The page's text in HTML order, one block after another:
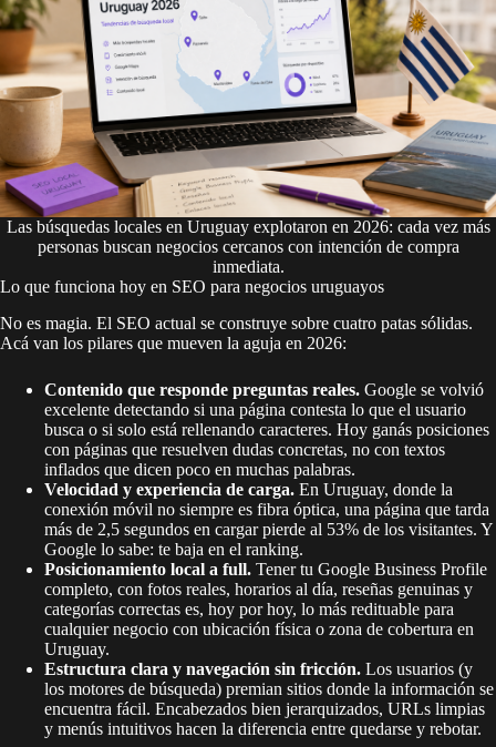
Las búsquedas locales en Uruguay explotaron en 2026: cada vez más
personas buscan negocios cercanos con intención de compra
inmediata.
Lo que funciona hoy en SEO para negocios uruguayos
No es magia. El SEO actual se construye sobre cuatro patas sólidas.
Acá van los pilares que mueven la aguja en 2026:
Contenido que responde preguntas reales. Google se volvió
excelente detectando si una página contesta lo que el usuario
busca o si solo está rellenando caracteres. Hoy ganás posiciones
con páginas que resuelven dudas concretas, no con textos
inflados que dicen poco en muchas palabras.
Velocidad y experiencia de carga. En Uruguay, donde la
conexión móvil no siempre es fibra óptica, una página que tarda
más de 2,5 segundos en cargar pierde al 53% de los visitantes. Y
Google lo sabe: te baja en el ranking.
Posicionamiento local a full. Tener tu Google Business Profile
completo, con fotos reales, horarios al día, reseñas genuinas y
categorías correctas es, hoy por hoy, lo más redituable para
cualquier negocio con ubicación física o zona de cobertura en
Uruguay.
Estructura clara y navegación sin fricción. Los usuarios (y
los motores de búsqueda) premian sitios donde la información se
encuentra fácil. Encabezados bien jerarquizados, URLs limpias
y menús intuitivos hacen la diferencia entre quedarse y rebotar.